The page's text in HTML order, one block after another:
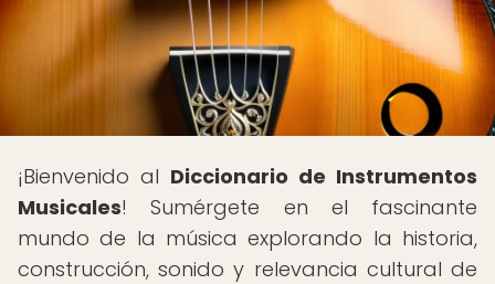
¡Bienvenido al Diccionario de Instrumentos
Musicales! Sumérgete en el fascinante
mundo de la música explorando la historia,
construcción, sonido y relevancia cultural de